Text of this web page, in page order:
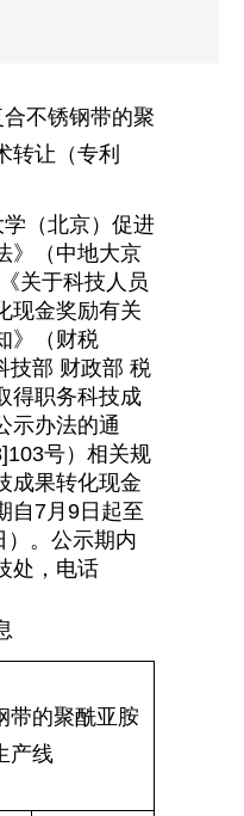
不锈钢带的聚
转让（专利
（北京）促进
》（中地大京
关于科技人员
现金奖励有关
》（财税
技部 财政部 税
得职务科技成
示办法的通
号）相关规
成果转化现金
自7月9日起至
）。公示期内
处，电话
带的聚酰亚胺
产线